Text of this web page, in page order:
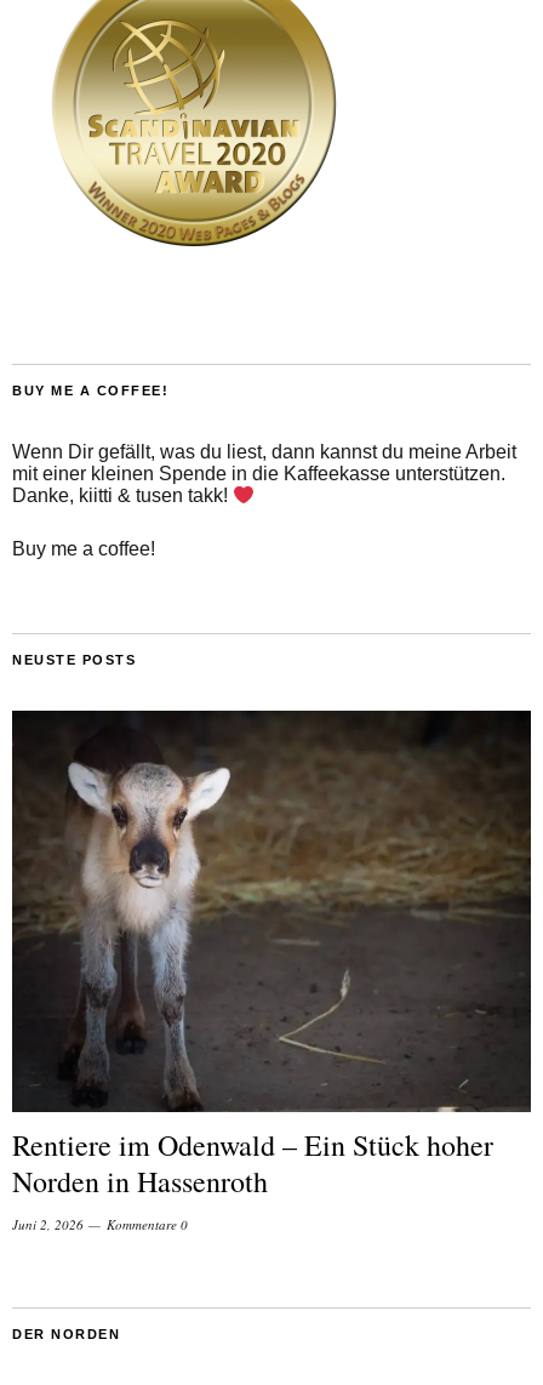
BUY ME A COFFEE!
Wenn Dir gefällt, was du liest, dann kannst du meine Arbeit
mit einer kleinen Spende in die Kaffeekasse unterstützen.
Danke, kiitti & tusen takk!
Buy me a coffee!
NEUSTE POSTS
Rentiere im Odenwald – Ein Stück hoher
Norden in Hassenroth
Juni 2, 2026 Kommentare 0
DER NORDEN